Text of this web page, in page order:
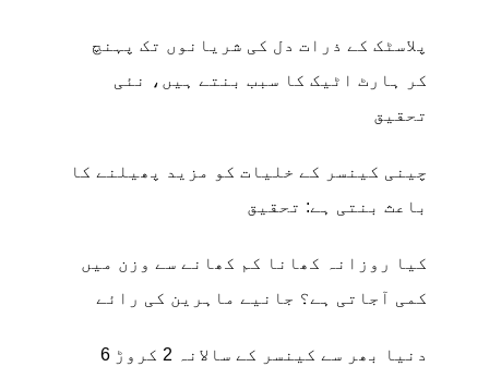
پلاسٹک کے ذرات دل کی شریانوں تک پہنچ
کر ہارٹ اٹیک کا سبب بنتے ہیں، نئی
تحقیق
چینی کینسر کے خلیات کو مزید پھیلنے کا
باعث بنتی ہے: تحقیق
کیا روزانہ کھانا کم کھانے سے وزن میں
کمی آجاتی ہے؟ جانیے ماہرین کی رائے
دنیا بھر سے کینسر کے سالانہ 2 کروڑ 6